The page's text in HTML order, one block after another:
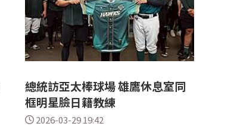
總統訪亞太棒球場 雄鷹休息室同
框明星臉日籍教練
2026-03-29 19:42